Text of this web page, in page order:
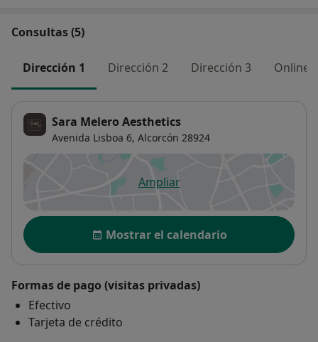
Consultas (5)
Dirección 1 Dirección 2 Dirección 3 Online
Sara Melero Aesthetics
Avenida Lisboa 6, Alcorcón 28924
Ampliarse abre en una nueva
Disponibilidad
Mostrar el calendario
Formas de pago (visitas privadas)
Efectivo
Tarjeta de crédito